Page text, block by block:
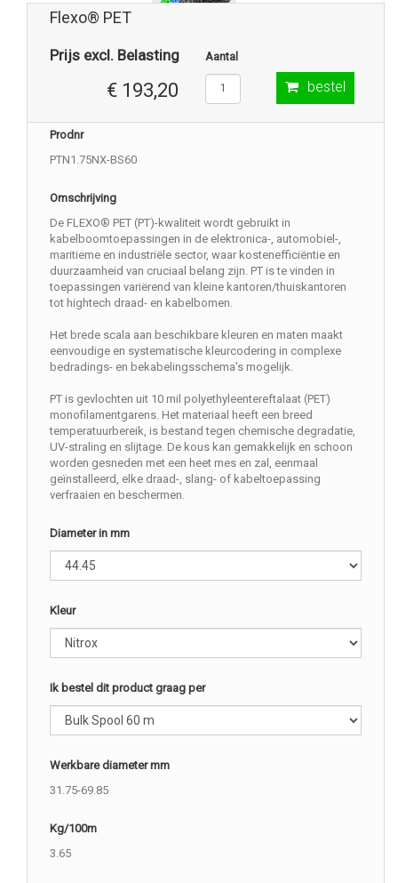
Flexo® PET
Prijs excl. Belasting
€ 193,20
Aantal
bestel
Prodnr
PTN1.75NX-BS60
Omschrijving
De FLEXO® PET (PT)-kwaliteit wordt gebruikt in
kabelboomtoepassingen in de elektronica-, automobiel-,
maritieme en industriële sector, waar kostenefficiëntie en
duurzaamheid van cruciaal belang zijn. PT is te vinden in
toepassingen variërend van kleine kantoren/thuiskantoren
tot hightech draad- en kabelbomen.
Het brede scala aan beschikbare kleuren en maten maakt
eenvoudige en systematische kleurcodering in complexe
bedradings- en bekabelingsschema's mogelijk.
PT is gevlochten uit 10 mil polyethyleentereftalaat (PET)
monofilamentgarens. Het materiaal heeft een breed
temperatuurbereik, is bestand tegen chemische degradatie,
UV-straling en slijtage. De kous kan gemakkelijk en schoon
worden gesneden met een heet mes en zal, eenmaal
geïnstalleerd, elke draad-, slang- of kabeltoepassing
verfraaien en beschermen.
Diameter in mm
Kleur
Ik bestel dit product graag per
Werkbare diameter mm
31.75-69.85
Kg/100m
3.65